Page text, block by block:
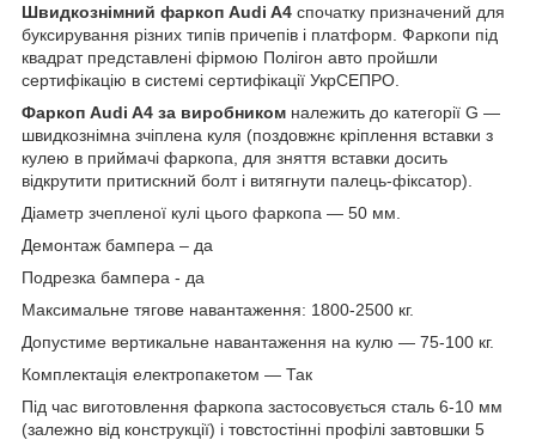
Швидкознімний фаркоп Audi A4 спочатку призначений для
буксирування різних типів причепів і платформ. Фаркопи під
квадрат представлені фірмою Полігон авто пройшли
сертифікацію в системі сертифікації УкрСЕПРО.
Фаркоп Audi A4 за виробником належить до категорії G —
швидкознімна зчіплена куля (поздовжнє кріплення вставки з
кулею в приймачі фаркопа, для зняття вставки досить
відкрутити притискний болт і витягнути палець-фіксатор).
Діаметр зчепленої кулі цього фаркопа — 50 мм.
Демонтаж бампера – да
Подрезка бампера - да
Максимальне тягове навантаження: 1800-2500 кг.
Допустиме вертикальне навантаження на кулю — 75-100 кг.
Комплектація електропакетом — Так
Під час виготовлення фаркопа застосовується сталь 6-10 мм
(залежно від конструкції) і товстостінні профілі завтовшки 5